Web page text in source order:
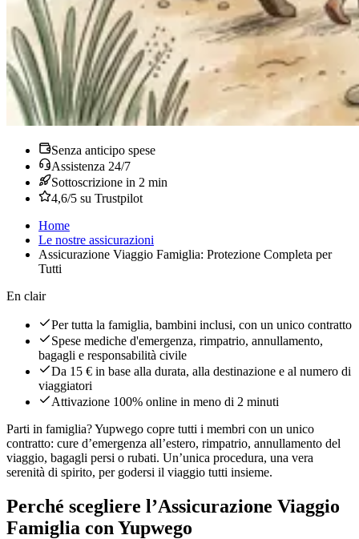
Senza anticipo spese
Assistenza 24/7
Sottoscrizione in 2 min
4,6/5 su Trustpilot
Home
Le nostre assicurazioni
Assicurazione Viaggio Famiglia: Protezione Completa per
Tutti
En clair
Per tutta la famiglia, bambini inclusi, con un unico contratto
Spese mediche d'emergenza, rimpatrio, annullamento,
bagagli e responsabilità civile
Da 15 € in base alla durata, alla destinazione e al numero di
viaggiatori
Attivazione 100% online in meno di 2 minuti
Parti in famiglia? Yupwego copre tutti i membri con un unico
contratto: cure d’emergenza all’estero, rimpatrio, annullamento del
viaggio, bagagli persi o rubati. Un’unica procedura, una vera
serenità di spirito, per godersi il viaggio tutti insieme.
Perché scegliere l’Assicurazione Viaggio
Famiglia con Yupwego